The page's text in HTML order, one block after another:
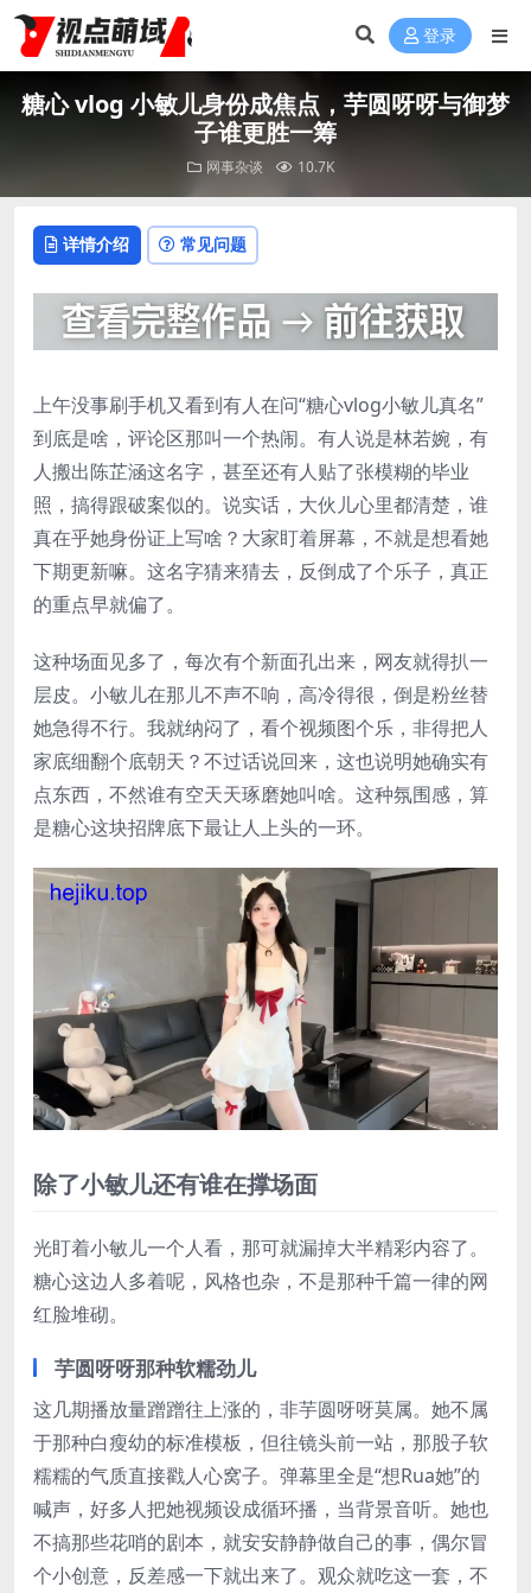
登录
糖心 vlog 小敏儿身份成焦点，芋圆呀呀与御梦
子谁更胜一筹
网事杂谈 10.7K
详情介绍 常见问题
上午没事刷手机又看到有人在问“糖心vlog小敏儿真名”
到底是啥，评论区那叫一个热闹。有人说是林若婉，有
人搬出陈芷涵这名字，甚至还有人贴了张模糊的毕业
照，搞得跟破案似的。说实话，大伙儿心里都清楚，谁
真在乎她身份证上写啥？大家盯着屏幕，不就是想看她
下期更新嘛。这名字猜来猜去，反倒成了个乐子，真正
的重点早就偏了。
这种场面见多了，每次有个新面孔出来，网友就得扒一
层皮。小敏儿在那儿不声不响，高冷得很，倒是粉丝替
她急得不行。我就纳闷了，看个视频图个乐，非得把人
家底细翻个底朝天？不过话说回来，这也说明她确实有
点东西，不然谁有空天天琢磨她叫啥。这种氛围感，算
是糖心这块招牌底下最让人上头的一环。
除了小敏儿还有谁在撑场面
光盯着小敏儿一个人看，那可就漏掉大半精彩内容了。
糖心这边人多着呢，风格也杂，不是那种千篇一律的网
红脸堆砌。
芋圆呀呀那种软糯劲儿
这几期播放量蹭蹭往上涨的，非芋圆呀呀莫属。她不属
于那种白瘦幼的标准模板，但往镜头前一站，那股子软
糯糯的气质直接戳人心窝子。弹幕里全是“想Rua她”的
喊声，好多人把她视频设成循环播，当背景音听。她也
不搞那些花哨的剧本，就安安静静做自己的事，偶尔冒
个小创意，反差感一下就出来了。观众就吃这一套，不